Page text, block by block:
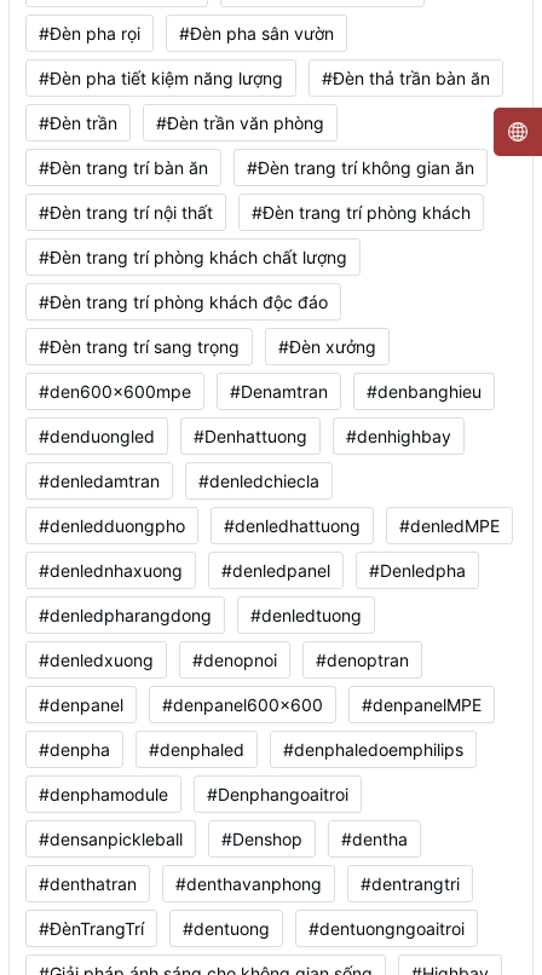
#Đèn pha rọi #Đèn pha sân vườn
#Đèn pha tiết kiệm năng lượng #Đèn thả trần bàn ăn
#Đèn trần #Đèn trần văn phòng
#Đèn trang trí bàn ăn #Đèn trang trí không gian ăn
#Đèn trang trí nội thất #Đèn trang trí phòng khách
#Đèn trang trí phòng khách chất lượng
#Đèn trang trí phòng khách độc đáo
#Đèn trang trí sang trọng #Đèn xưởng
#den600x600mpe #Denamtran #denbanghieu
#denduongled #Denhattuong #denhighbay
#denledamtran #denledchiecla
#denledduongpho #denledhattuong #denledMPE
#denlednhaxuong #denledpanel #Denledpha
#denledpharangdong #denledtuong
#denledxuong #denopnoi #denoptran
#denpanel #denpanel600x600 #denpanelMPE
#denpha #denphaled #denphaledoemphilips
#denphamodule #Denphangoaitroi
#densanpickleball #Denshop #dentha
#denthatran #denthavanphong #dentrangtri
#ĐènTrangTrí #dentuong #dentuongngoaitroi